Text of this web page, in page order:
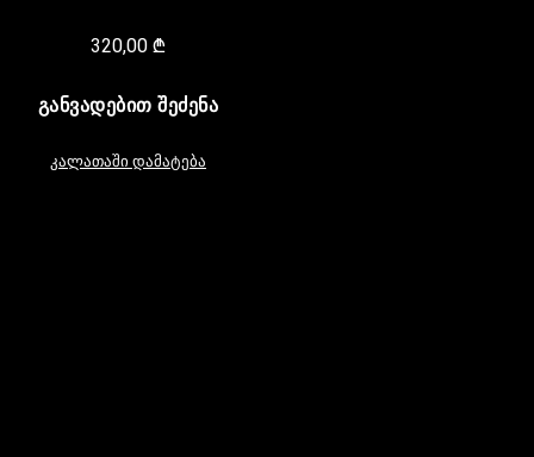
320,00₾
ᲒᲐᲜᲕᲐᲓᲔᲑᲘᲗ ᲨᲔᲫᲔᲜᲐ
კალათაში დამატება